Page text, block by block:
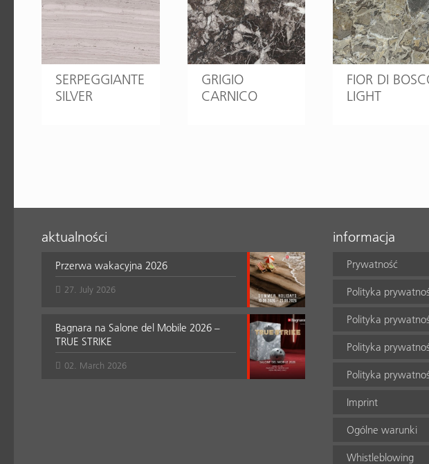
SERPEGGIANTE
SILVER
GRIGIO
CARNICO
FIOR DI
LIGHT
aktualności
Przerwa wakacyjna 2026
27. July 2026
Bagnara na Salone del Mobile 2026 –
TRUE STRIKE
02. March 2026
informacja
Prywatność
Polityka
Polityka
Polityka
Polityka
Imprint
Ogólne warunki
Whistleblowing